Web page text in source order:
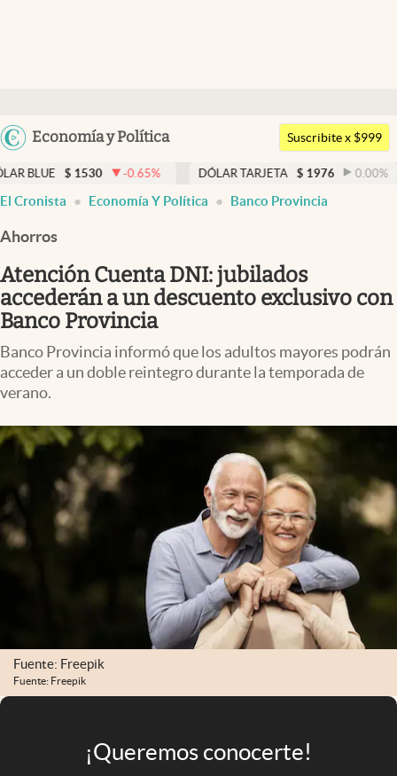
Argentina
Economía y Política
Members
Economía y Política
Finanzas y Mercados
Mercados Online
Negocios
Columnistas
Apertura
Clase
Mundial 2026
Eventos Corporativos
Argentina
Suscribite x $999
1530 -0.65% DÓLAR TARJETA $ 1976 0.00 % DÓLAR
El Cronista Economía Y Política Banco Provincia
Ahorros
Atención Cuenta DNI: jubilados
accederán a un descuento exclusivo con
Banco Provincia
Banco Provincia informó que los adultos mayores podrán
acceder a un doble reintegro durante la temporada de
verano.
Fuente: Freepik
Fuente: Freepik
¡Queremos conocerte!